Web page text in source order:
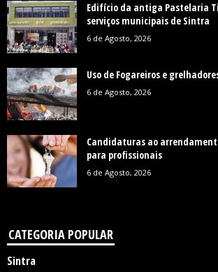
Edifício da antiga Pastelaria
serviços municipais de Sintra
6 de Agosto, 2026
Uso de Fogareiros e
6 de Agosto, 2026
Candidaturas ao
para profissionais
6 de Agosto, 2026
CATEGORIA POPULAR
Sintra